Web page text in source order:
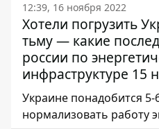
12:39, 16 ноября 2022
Хотели погрузить
тьму — какие
россии по
инфраструктуре 15
Украине понадобится
нормализовать работу